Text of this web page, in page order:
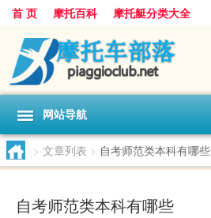
首 页 摩托百科 摩托艇分类大全
网站导航
> 文章列表 > 自考师范类本科有哪些
自考师范类本科有哪些